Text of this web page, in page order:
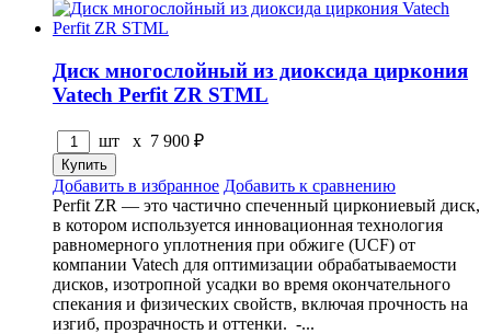
Диск многослойный из диоксида циркония
Vatech Perfit ZR STML
шт x 7 900 ₽
Добавить в избранное Добавить к сравнению
Perfit ZR — это частично спеченный циркониевый диск,
в котором используется инновационная технология
равномерного уплотнения при обжиге (UCF) от
компании Vatech для оптимизации обрабатываемости
дисков, изотропной усадки во время окончательного
спекания и физических свойств, включая прочность на
изгиб, прозрачность и оттенки. -...